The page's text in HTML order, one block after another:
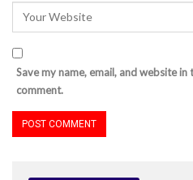
Save my name, email, and website
comment.